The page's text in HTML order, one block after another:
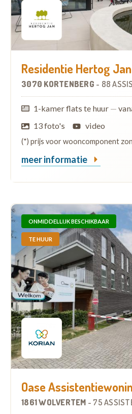
Residentie Hertog Jan
3070 KORTENBERG - 88
1-kamer flats te huur —
13 foto's video
(*) prijs voor wooncomponent
meer informatie
ONMIDDELLIJK BESCHIKBAAR
TE HUUR
Oase
1861 WOLVERTEM - 75